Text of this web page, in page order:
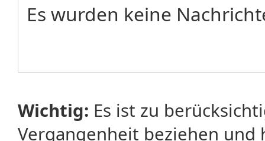
Es wurden keine
Wichtig: Es ist zu
Vergangenheit beziehen